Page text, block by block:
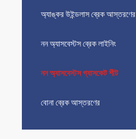
অ্যাঙ্কর উইন্ডলাস ব্রেক আস্তরণের
নন অ্যাসবেস্টস ব্রেক লাইনিং
নন অ্যাসবেস্টস গ্যাসকেট শীট
বোনা ব্রেক আস্তরণের